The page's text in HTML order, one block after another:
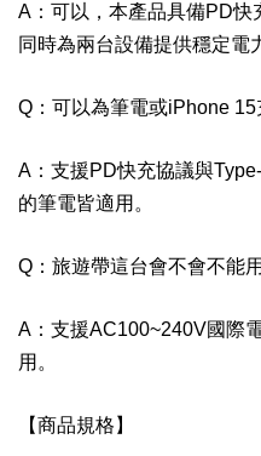
A：可以，本產品具備PD快
同時為兩台設備提供穩定電
Q：可以為筆電或iPhone 15
A：支援PD快充協議與
的筆電皆適用。
Q：旅遊帶這台會不會不能
A：支援AC100~240V國際
用。
【商品規格】